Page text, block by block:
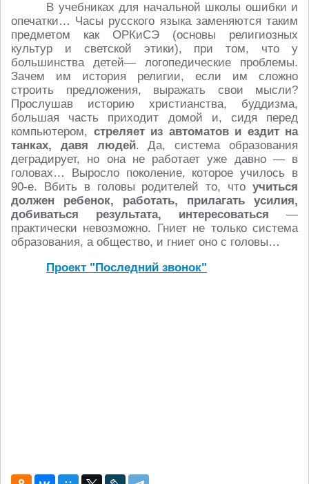
В учебниках для начальной школы ошибки и
опечатки… Часы русского языка заменяются таким
предметом как ОРКиСЭ (основы религиозных
культур и светской этики), при том, что у
большинства детей— логопедические проблемы.
Зачем им история религии, если им сложно
строить предложения, выражать свои мысли?
Прослушав историю христианства, буддизма,
большая часть приходит домой и, сидя перед
компьютером, стреляет из автоматов и ездит на
танках, давя людей. Да, система образования
деградирует, но она не работает уже давно — в
головах… Выросло поколение, которое училось в
90-е. Вбить в головы родителей то, что учиться
должен ребенок, работать, прилагать усилия,
добиваться результата, интересоваться —
практически невозможно. Гниет не только система
образования, а общество, и гниет оно с головы…
Проект "Последний звонок"